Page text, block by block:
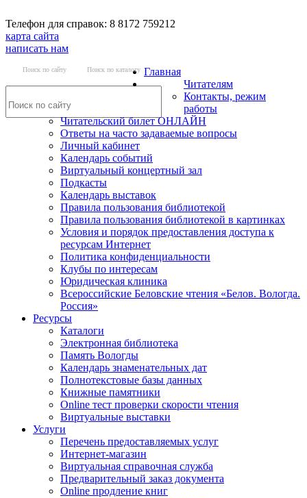
Телефон для справок: 8 8172 759212
карта сайта
написать нам
Поиск по сайту Поиск по каталогу Главная
Читателям
Контакты, режим
работы
Читательский билет ОНЛАЙН
Ответы на часто задаваемые вопросы
Личный кабинет
Календарь событий
Виртуальный концертный зал
Подкасты
Календарь выставок
Правила пользования библиотекой
Правила пользования библиотекой в картинках
Условия и порядок предоставления доступа к
ресурсам Интернет
Политика конфиденциальности
Клубы по интересам
Юридическая клиника
Всероссийские Беловские чтения «Белов. Вологда.
Россия»
Ресурсы
Каталоги
Электронная библиотека
Память Вологды
Календарь знаменательных дат
Полнотекстовые базы данных
Книжные памятники
Online тест проверки скорости чтения
Виртуальные выставки
Услуги
Перечень предоставляемых услуг
Интернет-магазин
Виртуальная справочная служба
Предварительный заказ документа
Online продление книг